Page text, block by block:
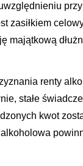
zasiłkiem
majątkową
renty
stałe
kwot